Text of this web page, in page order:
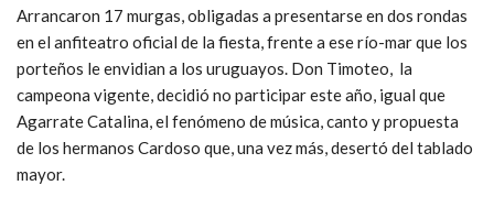
Arrancaron 17 murgas, obligadas a presentarse en dos rondas
en el anfiteatro oficial de la fiesta, frente a ese río-mar que los
porteños le envidian a los uruguayos. Don Timoteo, la
campeona vigente, decidió no participar este año, igual que
Agarrate Catalina, el fenómeno de música, canto y propuesta
de los hermanos Cardoso que, una vez más, desertó del tablado
mayor.